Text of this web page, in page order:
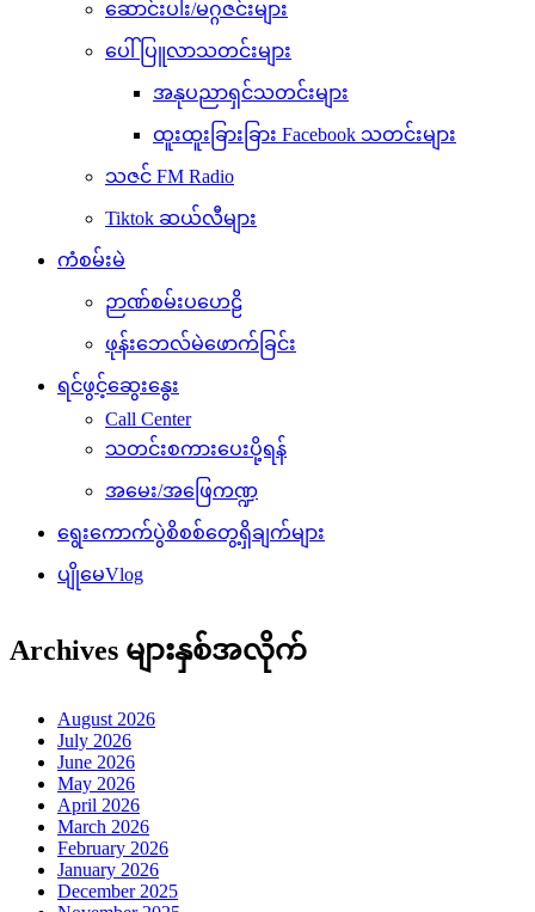
ဆောင်းပါး/မဂ္ဂဇင်းများ
ပေါ်ပြူလာသတင်းများ
အနုပညာရှင်သတင်းများ
ထူးထူးခြားခြား Facebook သတင်းများ
သဇင် FM Radio
Tiktok ဆယ်လီများ
ကံစမ်းမဲ
ဉာဏ်စမ်းပဟေဠိ
ဖုန်းဘေလ်မဲဖောက်ခြင်း
ရင်ဖွင့်ဆွေးနွေး
Call Center
သတင်းစကားပေးပို့ရန်
အမေး/အဖြေကဏ္ဍ
ရွေးကောက်ပွဲစိစစ်တွေ့ရှိချက်များ
ပျိုမေVlog
Archives များနှစ်အလိုက်
August 2026
July 2026
June 2026
May 2026
April 2026
March 2026
February 2026
January 2026
December 2025